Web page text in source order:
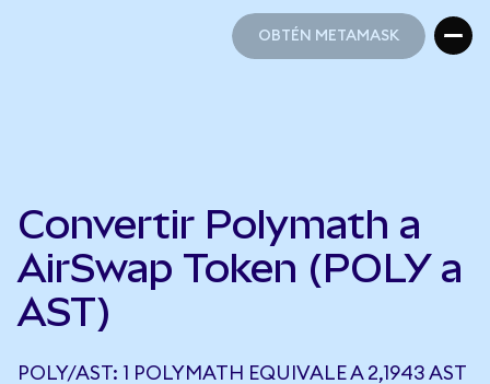
OBTÉN METAMASK
Convertir Polymath a
AirSwap Token (POLY a
AST)
POLY/AST: 1 POLYMATH EQUIVALE A 2,1943 AST